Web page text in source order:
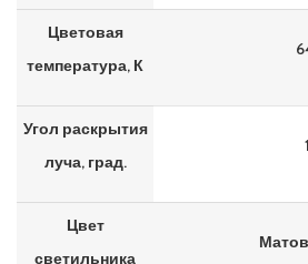
Цветовая
температура, К
Угол раскрытия
луча, град.
Цвет
светильника